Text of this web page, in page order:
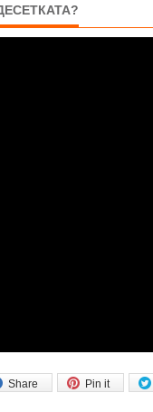
Pin it
Share